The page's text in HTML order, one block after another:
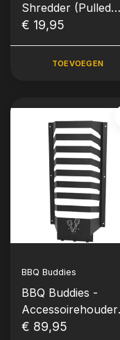
Shredder (Pulled
Chicken)
€ 19,95
TOEVOEGEN
BBQ Buddies
BBQ Buddies -
Accessoirehouder
(Maat L - 8 vakken)
€ 89,95